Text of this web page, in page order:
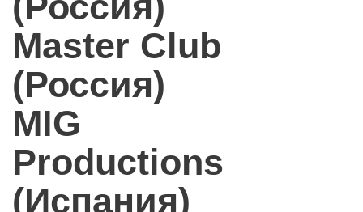
Master Club
(Россия)
MIG
Productions
(Испания)